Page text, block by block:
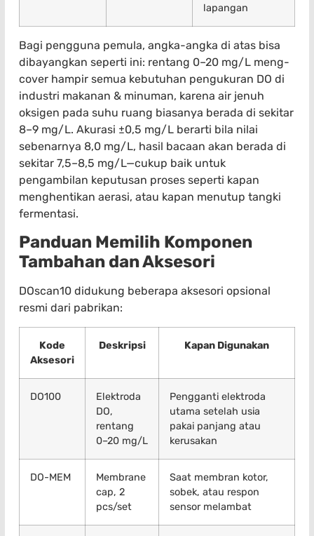
lapangan
Bagi pengguna pemula, angka-angka di atas bisa
dibayangkan seperti ini: rentang 0–20 mg/L meng-
cover hampir semua kebutuhan pengukuran DO di
industri makanan & minuman, karena air jenuh
oksigen pada suhu ruang biasanya berada di sekitar
8–9 mg/L. Akurasi ±0,5 mg/L berarti bila nilai
sebenarnya 8,0 mg/L, hasil bacaan akan berada di
sekitar 7,5–8,5 mg/L—cukup baik untuk
pengambilan keputusan proses seperti kapan
menghentikan aerasi, atau kapan menutup tangki
fermentasi.
Panduan Memilih Komponen
Tambahan dan Aksesori
DOscan10 didukung beberapa aksesori opsional
resmi dari pabrikan:
Kode
Aksesori
Deskripsi Kapan Digunakan
DO100
Elektroda
DO,
rentang
0–20 mg/L
Pengganti elektroda
utama setelah usia
pakai panjang atau
kerusakan
DO-MEM
Membrane
cap, 2
pcs/set
Saat membran kotor,
sobek, atau respon
sensor melambat